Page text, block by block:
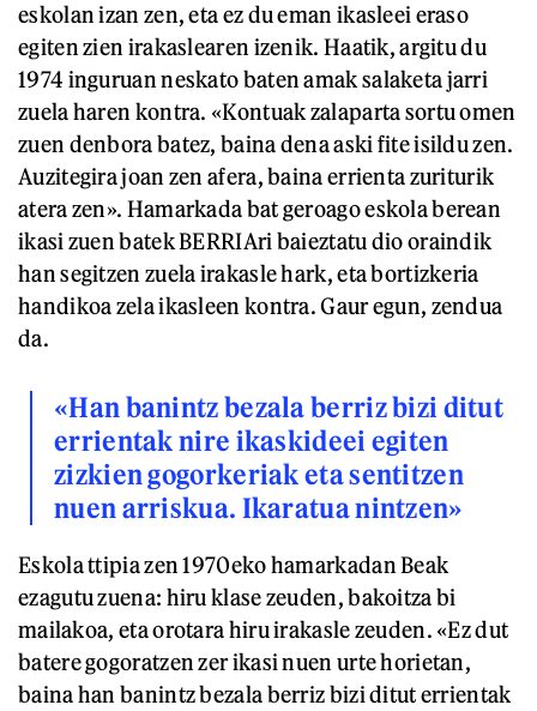
eskolan izan zen, eta ez du eman ikasleei eraso
egiten zien irakaslearen izenik. Haatik, argitu du
1974 inguruan neskato baten amak salaketa jarri
zuela haren kontra. «Kontuak zalaparta sortu omen
zuen denbora batez, baina dena aski fite isildu zen.
Auzitegira joan zen afera, baina errienta zuriturik
atera zen». Hamarkada bat geroago eskola berean
ikasi zuen batek BERRIAri baieztatu dio oraindik
han segitzen zuela irakasle hark, eta bortizkeria
handikoa zela ikasleen kontra. Gaur egun, zendua
da.
«Han banintz bezala berriz bizi ditut
errientak nire ikaskideei egiten
zizkien gogorkeriak eta sentitzen
nuen arriskua. Ikaratua nintzen»
Eskola ttipia zen 1970eko hamarkadan Beak
ezagutu zuena: hiru klase zeuden, bakoitza bi
mailakoa, eta orotara hiru irakasle zeuden. «Ez dut
batere gogoratzen zer ikasi nuen urte horietan,
baina han banintz bezala berriz bizi ditut errientak